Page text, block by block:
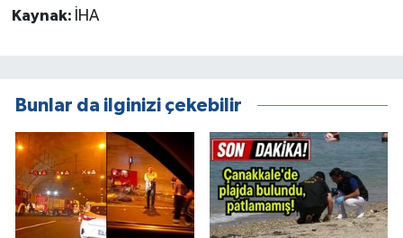
Kaynak: İHA
Bunlar da ilginizi çekebilir